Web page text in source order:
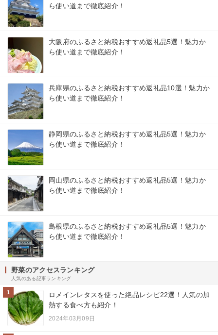
ら使い道まで徹底紹介！
大阪府のふるさと納税おすすめ返礼品5選！魅力か
ら使い道まで徹底紹介！
兵庫県のふるさと納税おすすめ返礼品10選！魅力か
ら使い道まで徹底紹介！
静岡県のふるさと納税おすすめ返礼品5選！魅力か
ら使い道まで徹底紹介！
岡山県のふるさと納税おすすめ返礼品5選！魅力か
ら使い道まで徹底紹介！
島根県のふるさと納税おすすめ返礼品5選！魅力か
ら使い道まで徹底紹介！
野菜のアクセスランキング
人気のある記事ランキング
1
ロメインレタスを使った絶品レシピ22選！人気の加
熱する食べ方も紹介！
2024年03月09日